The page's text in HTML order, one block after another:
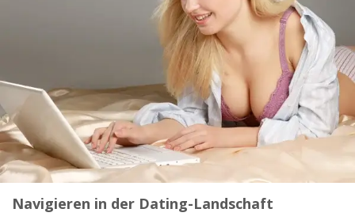
Navigieren in der Dating-Landschaft